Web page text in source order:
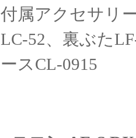
付属アクセサリ
LC-52、裏ぶた
ースCL-0915